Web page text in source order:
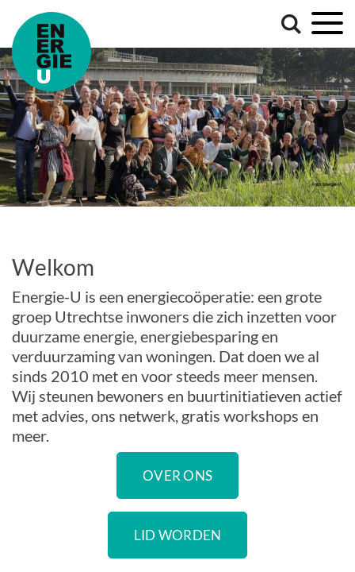
Welkom
Energie-U is een energiecoöperatie: een grote
groep Utrechtse inwoners die zich inzetten voor
duurzame energie, energiebesparing en
verduurzaming van woningen. Dat doen we al
sinds 2010 met en voor steeds meer mensen.
Wij steunen bewoners en buurtinitiatieven actief
met advies, ons netwerk, gratis workshops en
meer.
OVER ONS
LID WORDEN